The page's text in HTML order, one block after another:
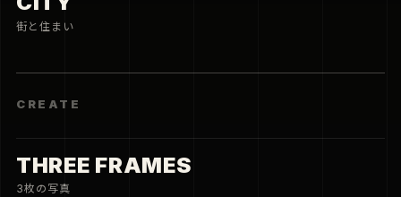
街と住まい
CREATE
THREE FRAMES
3枚の写真